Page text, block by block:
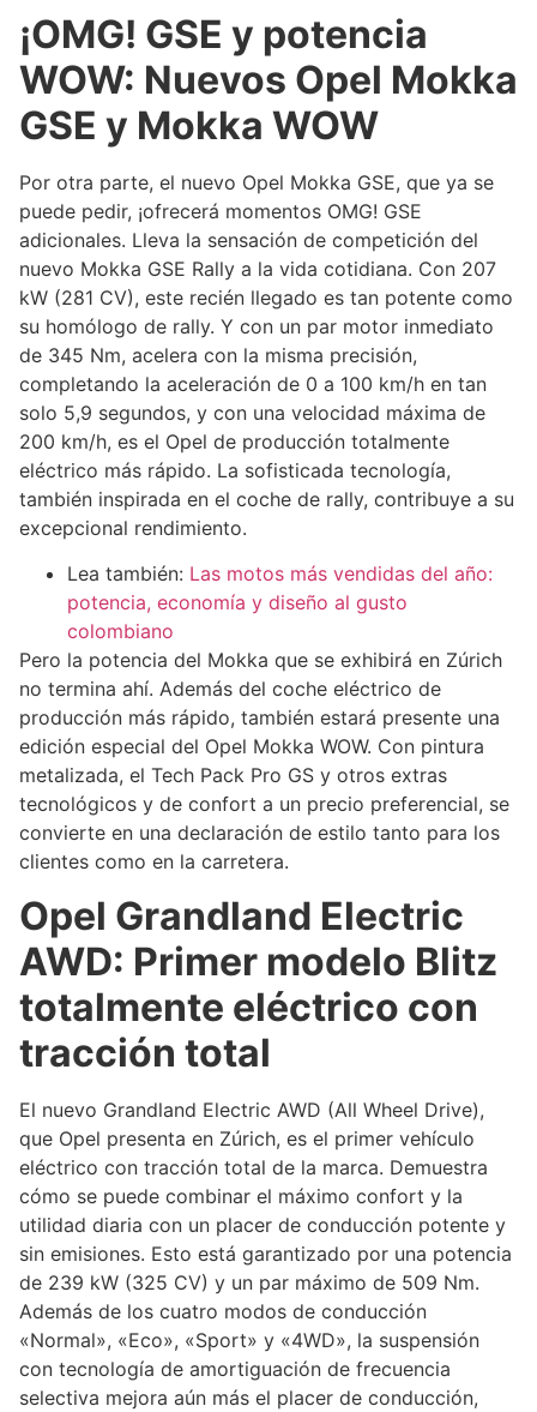
¡OMG! GSE y potencia
WOW: Nuevos Opel Mokka
GSE y Mokka WOW
Por otra parte, el nuevo Opel Mokka GSE, que ya se
puede pedir, ¡ofrecerá momentos OMG! GSE
adicionales. Lleva la sensación de competición del
nuevo Mokka GSE Rally a la vida cotidiana. Con 207
kW (281 CV), este recién llegado es tan potente como
su homólogo de rally. Y con un par motor inmediato
de 345 Nm, acelera con la misma precisión,
completando la aceleración de 0 a 100 km/h en tan
solo 5,9 segundos, y con una velocidad máxima de
200 km/h, es el Opel de producción totalmente
eléctrico más rápido. La sofisticada tecnología,
también inspirada en el coche de rally, contribuye a su
excepcional rendimiento.
Lea también: Las motos más vendidas del año:
potencia, economía y diseño al gusto
colombiano
Pero la potencia del Mokka que se exhibirá en Zúrich
no termina ahí. Además del coche eléctrico de
producción más rápido, también estará presente una
edición especial del Opel Mokka WOW. Con pintura
metalizada, el Tech Pack Pro GS y otros extras
tecnológicos y de confort a un precio preferencial, se
convierte en una declaración de estilo tanto para los
clientes como en la carretera.
Opel Grandland Electric
AWD: Primer modelo Blitz
totalmente eléctrico con
tracción total
El nuevo Grandland Electric AWD (All Wheel Drive),
que Opel presenta en Zúrich, es el primer vehículo
eléctrico con tracción total de la marca. Demuestra
cómo se puede combinar el máximo confort y la
utilidad diaria con un placer de conducción potente y
sin emisiones. Esto está garantizado por una potencia
de 239 kW (325 CV) y un par máximo de 509 Nm.
Además de los cuatro modos de conducción
«Normal», «Eco», «Sport» y «4WD», la suspensión
con tecnología de amortiguación de frecuencia
selectiva mejora aún más el placer de conducción,